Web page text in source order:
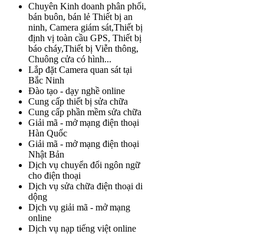
Chuyên Kinh doanh phân phối,
bán buôn, bán lẻ Thiết bị an
ninh, Camera giám sát,Thiết bị
định vị toàn cầu GPS, Thiết bị
báo cháy,Thiết bị Viễn thông,
Chuông cửa có hình...
Lắp đặt Camera quan sát tại
Bắc Ninh
Đào tạo - dạy nghề online
Cung cấp thiết bị sửa chữa
Cung cấp phần mềm sửa chữa
Giải mã - mở mạng điện thoại
Hàn Quốc
Giải mã - mở mạng điện thoại
Nhật Bản
Dịch vụ chuyển đổi ngôn ngữ
cho điện thoại
Dịch vụ sửa chữa điện thoại di
dộng
Dịch vụ giải mã - mở mạng
online
Dịch vụ nạp tiếng việt online